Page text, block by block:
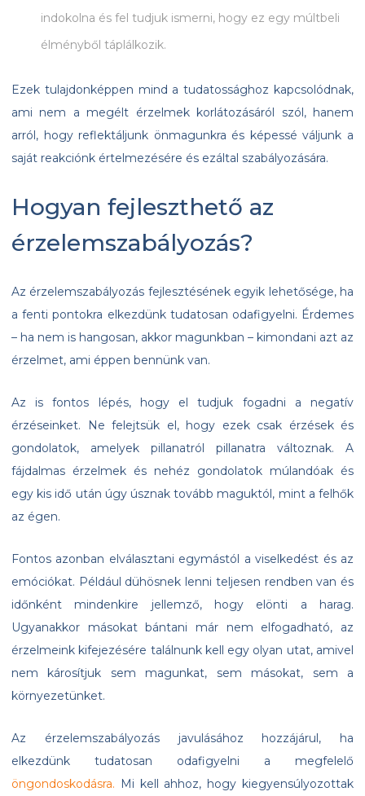
indokolna és fel tudjuk ismerni, hogy ez egy múltbeli
élményből táplálkozik.
Ezek tulajdonképpen mind a tudatossághoz kapcsolódnak,
ami nem a megélt érzelmek korlátozásáról szól, hanem
arról, hogy reflektáljunk önmagunkra és képessé váljunk a
saját reakciónk értelmezésére és ezáltal szabályozására.
Hogyan fejleszthető az
érzelemszabályozás?
Az érzelemszabályozás fejlesztésének egyik lehetősége, ha
a fenti pontokra elkezdünk tudatosan odafigyelni. Érdemes
– ha nem is hangosan, akkor magunkban – kimondani azt az
érzelmet, ami éppen bennünk van.
Az is fontos lépés, hogy el tudjuk fogadni a negatív
érzéseinket. Ne felejtsük el, hogy ezek csak érzések és
gondolatok, amelyek pillanatról pillanatra változnak. A
fájdalmas érzelmek és nehéz gondolatok múlandóak és
egy kis idő után úgy úsznak tovább maguktól, mint a felhők
az égen.
Fontos azonban elválasztani egymástól a viselkedést és az
emóciókat. Például dühösnek lenni teljesen rendben van és
időnként mindenkire jellemző, hogy elönti a harag.
Ugyanakkor másokat bántani már nem elfogadható, az
érzelmeink kifejezésére találnunk kell egy olyan utat, amivel
nem károsítjuk sem magunkat, sem másokat, sem a
környezetünket.
Az érzelemszabályozás javulásához hozzájárul, ha
elkezdünk tudatosan odafigyelni a megfelelő
öngondoskodásra. Mi kell ahhoz, hogy kiegyensúlyozottak